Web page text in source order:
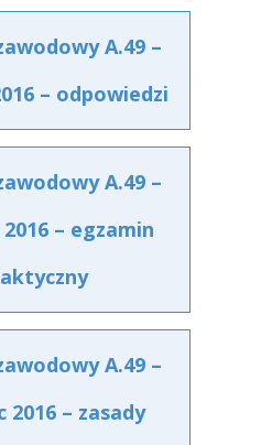
A.49 –
– odpowiedzi
A.49 –
– egzamin
A.49 –
2016 – zasady